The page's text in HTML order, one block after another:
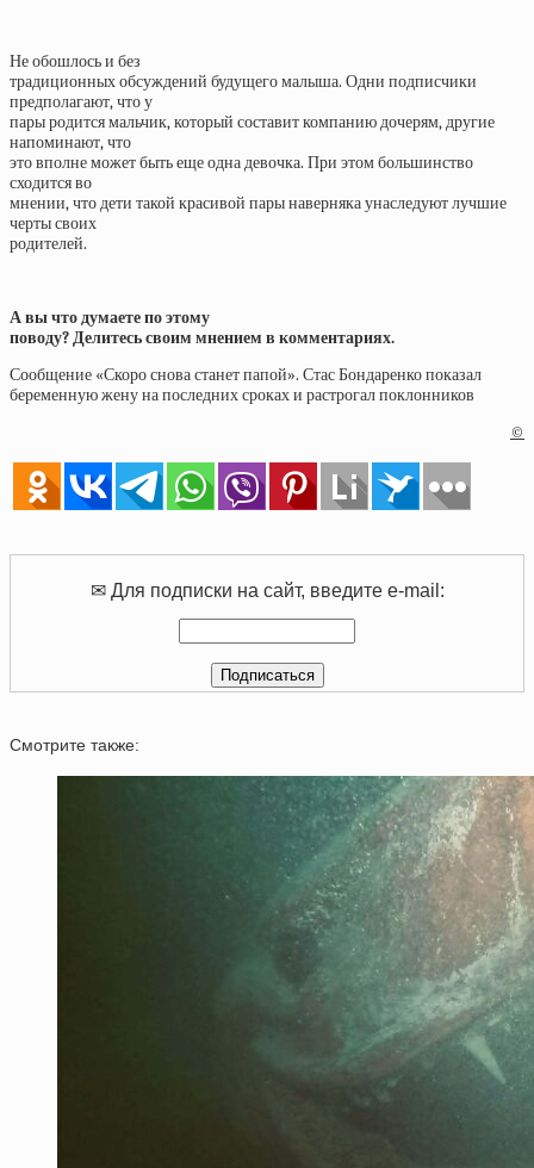
Не обошлось и без
традиционных обсуждений будущего малыша. Одни подписчики
предполагают, что у
пары родится мальчик, который составит компанию дочерям, другие
напоминают, что
это вполне может быть еще одна девочка. При этом большинство
сходится во
мнении, что дети такой красивой пары наверняка унаследуют лучшие
черты своих
родителей.
А вы что думаете по этому
поводу? Делитесь своим мнением в комментариях.
Сообщение «Скоро снова станет папой». Стас Бондаренко показал
беременную жену на последних сроках и растрогал поклонников
©
✉ Для подписки на сайт, введите e-mail:
Смотрите также: